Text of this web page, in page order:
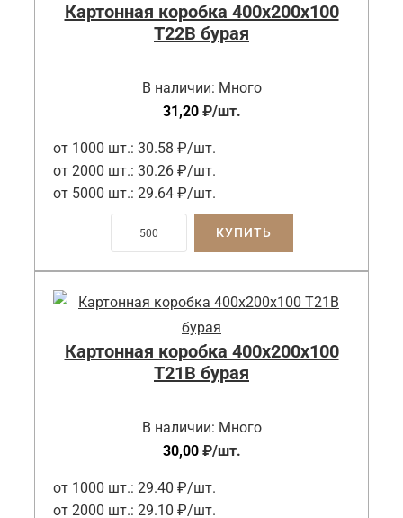
Картонная коробка 400x200x100
Т22B бурая
В наличии: Много
31,20 ₽/шт.
от 1000 шт.: 30.58 ₽/шт.
от 2000 шт.: 30.26 ₽/шт.
от 5000 шт.: 29.64 ₽/шт.
КУПИТЬ
Картонная коробка 400x200x100
Т21B бурая
В наличии: Много
30,00 ₽/шт.
от 1000 шт.: 29.40 ₽/шт.
от 2000 шт.: 29.10 ₽/шт.